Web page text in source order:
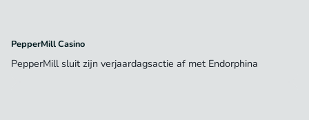
PepperMill Casino
PepperMill sluit zijn verjaardagsactie af met Endorphina